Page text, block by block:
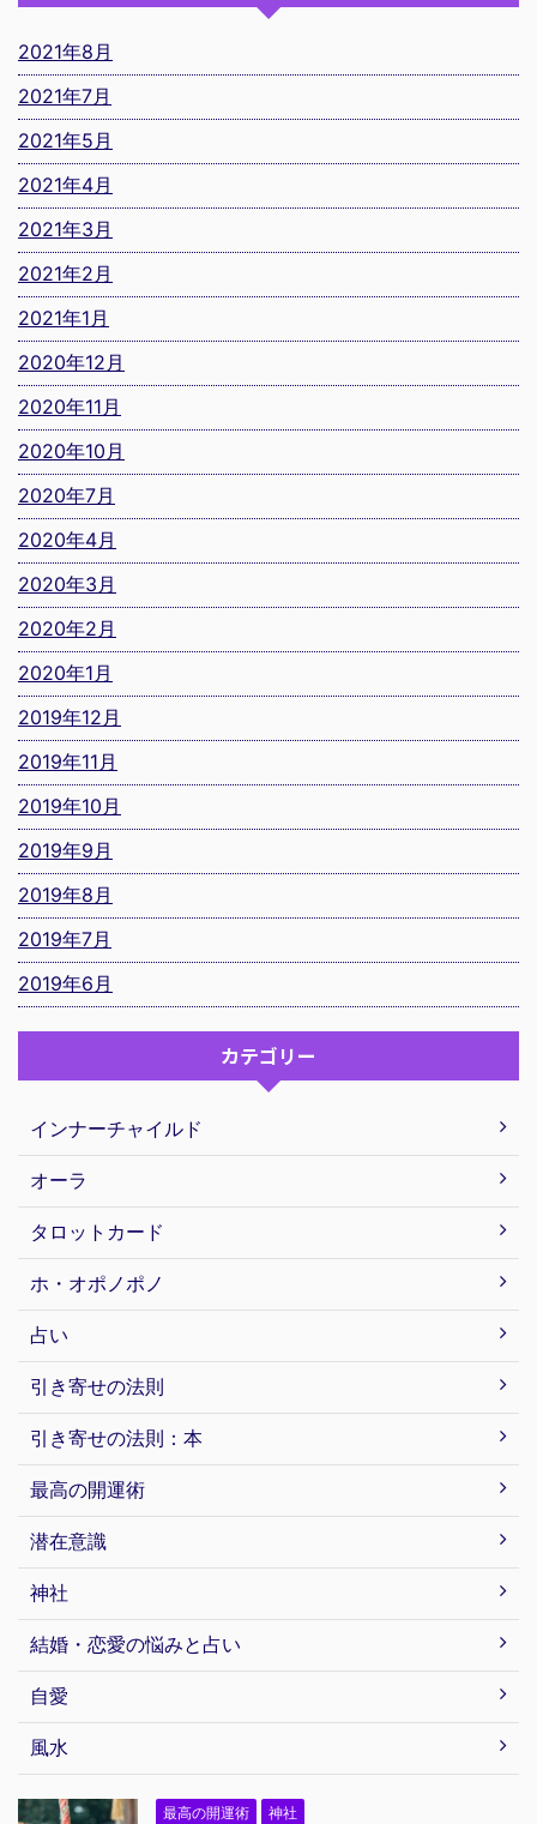
2021年8月
2021年7月
2021年5月
2021年4月
2021年3月
2021年2月
2021年1月
2020年12月
2020年11月
2020年10月
2020年7月
2020年4月
2020年3月
2020年2月
2020年1月
2019年12月
2019年11月
2019年10月
2019年9月
2019年8月
2019年7月
2019年6月
カテゴリー
インナーチャイルド
オーラ
タロットカード
ホ・オポノポノ
占い
引き寄せの法則
引き寄せの法則：本
最高の開運術
潜在意識
神社
結婚・恋愛の悩みと占い
自愛
風水
最高の開運術 神社